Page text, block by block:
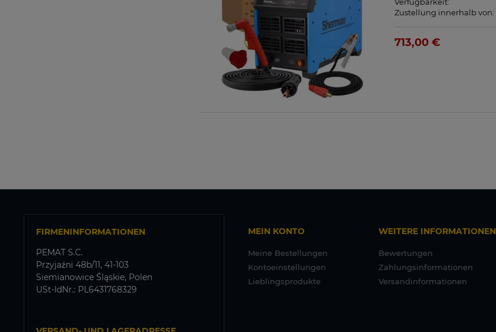
Zustellung innerhalb von:
713,00 €
MEIN KONTO
Meine Bestellungen
Kontoeinstellungen
Lieblingsprodukte
WEITERE INFORMATIONEN
Bewertungen
Zahlungsinformationen
Versandinformationen
FIRMENINFORMATIONEN
PEMAT S.C.
Przyjaźni 48b/11, 41-103
Siemianowice Śląskie, Polen
USt-IdNr.: PL6431768329